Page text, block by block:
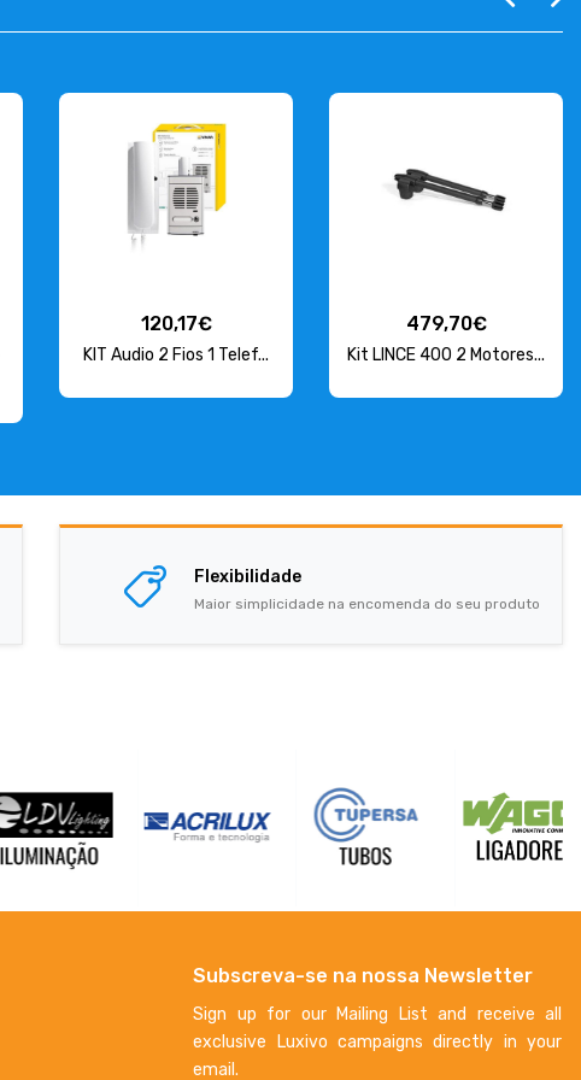
120,17€
KIT Audio 2 Fios 1 Telef...
479,70€
Kit LINCE 400 2 Motores...
Flexibilidade
Maior simplicidade na encomenda do seu produto
Subscreva-se na nossa Newsletter
Sign up for our Mailing List and receive all
exclusive Luxivo campaigns directly in your
email.